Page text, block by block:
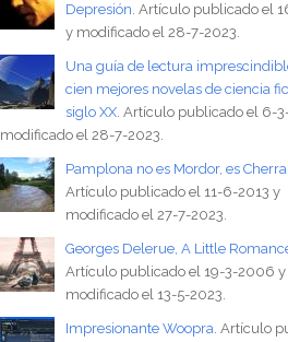
Depresión. Artículo publicado el
y modificado el 28-7-2023.
Una guía de lectura
cien mejores novelas de ciencia
siglo XX. Artículo publicado el 6-
modificado el 28-7-2023.
Pamplona no es Mordor, es
Artículo publicado el 11-6-2013 y
modificado el 27-7-2023.
Georges Delerue, A Little
Artículo publicado el 19-3-2006 y
modificado el 13-5-2023.
Impresionante Woopra. Artículo